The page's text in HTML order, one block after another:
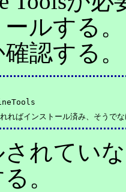
ルする
認する。
れてい
。